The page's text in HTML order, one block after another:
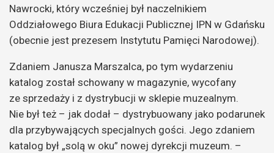
Nawrocki, który wcześniej był naczelnikiem
Oddziałowego Biura Edukacji Publicznej IPN w Gdańsku
(obecnie jest prezesem Instytutu Pamięci Narodowej).
Zdaniem Janusza Marszalca, po tym wydarzeniu
katalog został schowany w magazynie, wycofany
ze sprzedaży i z dystrybucji w sklepie muzealnym.
Nie był też – jak dodał – dystrybuowany jako podarunek
dla przybywających specjalnych gości. Jego zdaniem
katalog był „solą w oku” nowej dyrekcji muzeum. –